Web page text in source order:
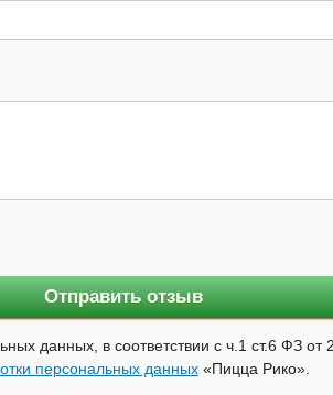
данных, в соответствии с ч.1 ст.6 ФЗ
персональных данных«Пицца Рико».